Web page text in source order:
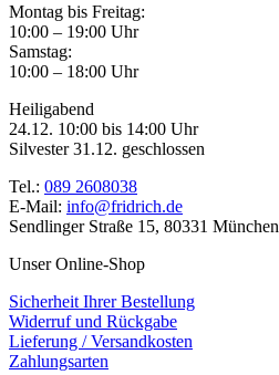
Montag bis Freitag:
10:00 – 19:00 Uhr
Samstag:
10:00 – 18:00 Uhr
Heiligabend
24.12. 10:00 bis 14:00 Uhr
Silvester 31.12. geschlossen
Tel.: 089 2608038
E-Mail: info@fridrich.de
Sendlinger Straße 15, 80331 München
Unser Online-Shop
Sicherheit Ihrer Bestellung
Widerruf und Rückgabe
Lieferung / Versandkosten
Zahlungsarten